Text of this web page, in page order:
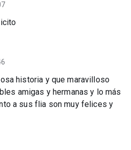
historia y que maravilloso
amigas y hermanas y lo más
a sus flia son muy felices y